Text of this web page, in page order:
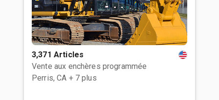
3,371 Articles
Vente aux enchères programmée
Perris, CA + 7 plus